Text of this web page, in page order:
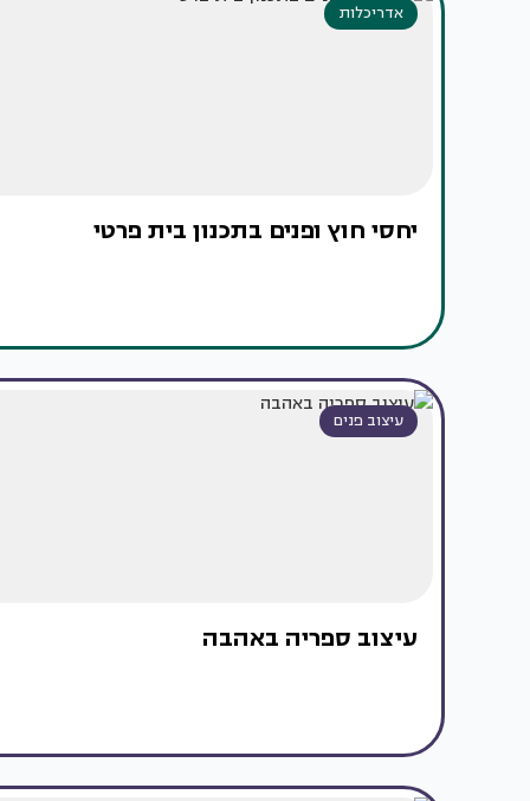
אדריכלות
יחסי חוץ ופנים בתכנון בית פרטי
עיצוב פנים
עיצוב ספריה באהבה